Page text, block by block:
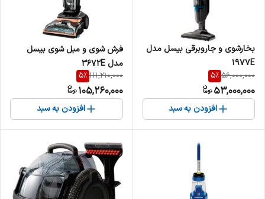
بخارشوی و جاروبرقی بیسل مدل
1977E
56,000,000
5%
53,000,000
افزودن به سبد
فرش شوی و مبل شوی بیسل
مدل ۳۶۷2E
111,210,000
5%
105,260,000
افزودن به سبد